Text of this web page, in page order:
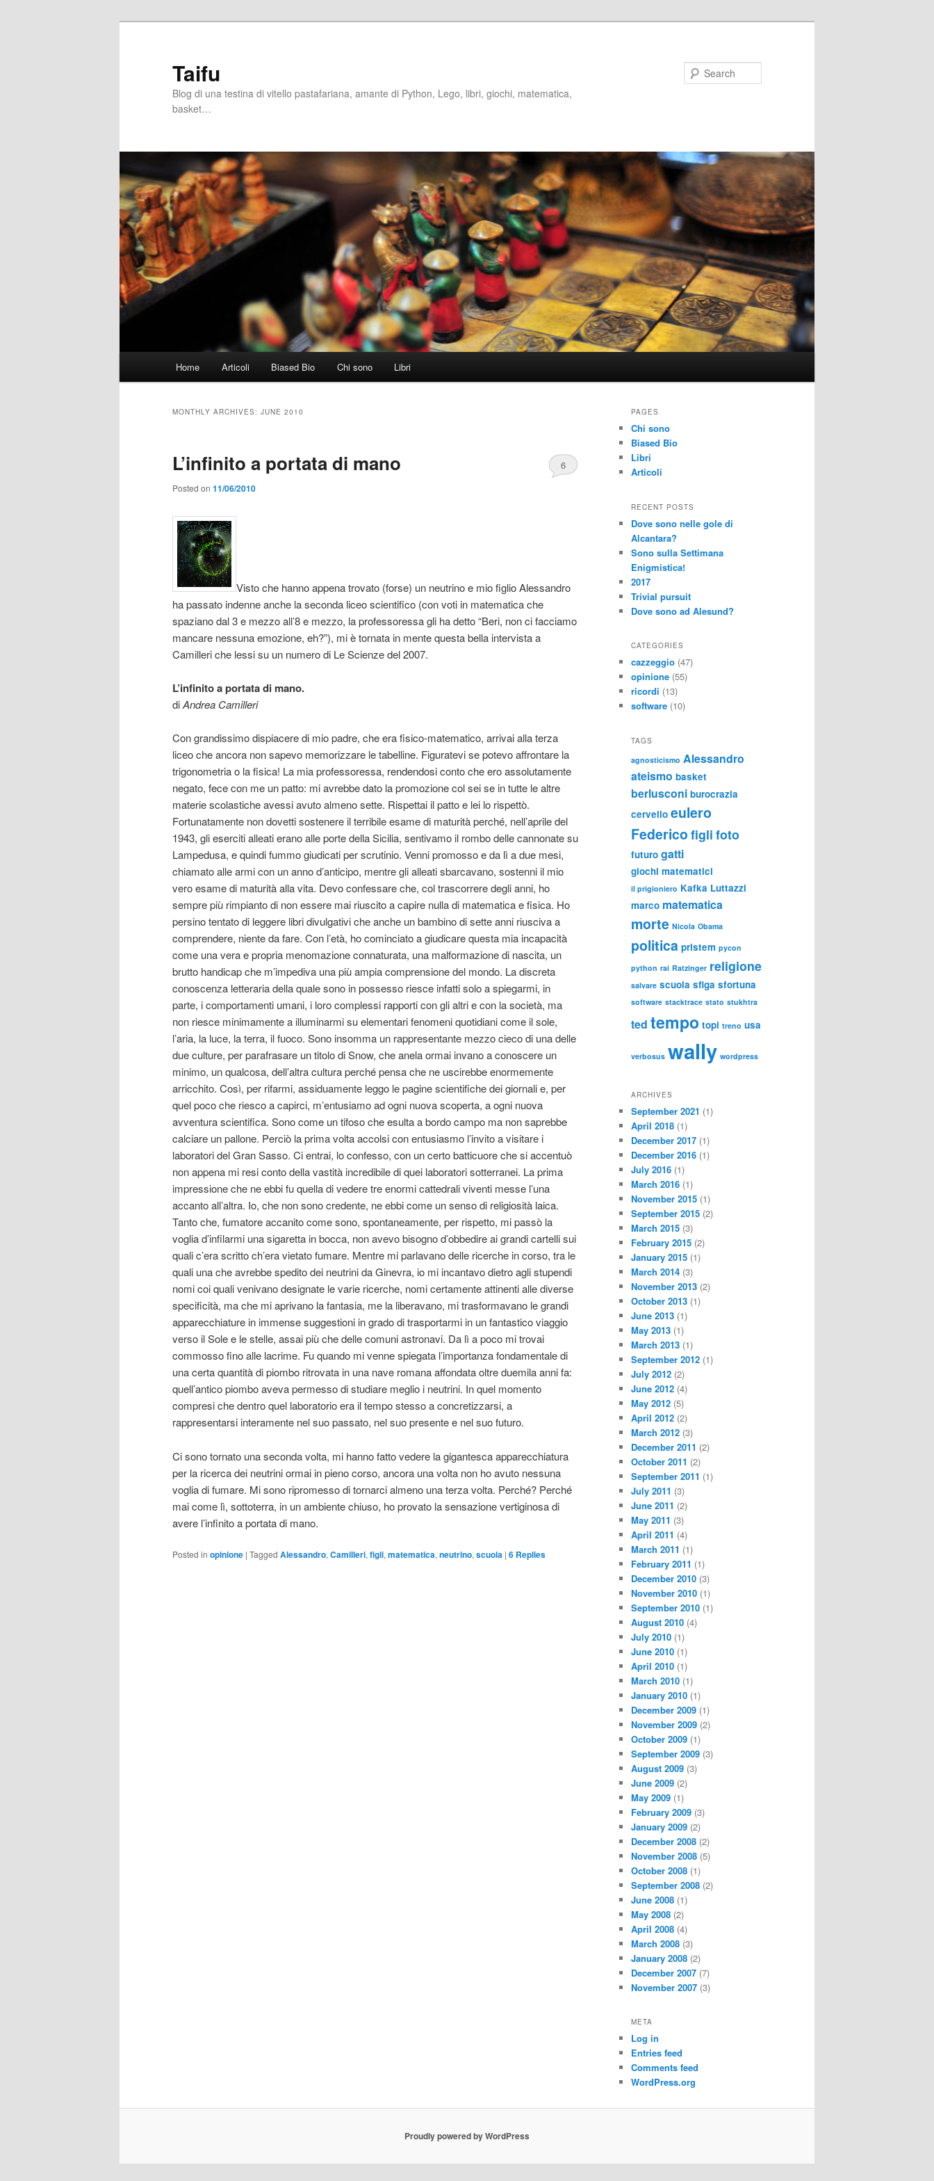
Taifu
Blog di una testina di vitello pastafariana, amante di Python, Lego, libri, giochi, matematica,
basket…
Home Articoli Biased Bio Chi sono Libri
MONTHLY ARCHIVES: JUNE 2010
L’infinito a portata di mano
Posted on 11/06/2010
6
Visto che hanno appena trovato (forse) un neutrino e mio figlio Alessandro
ha passato indenne anche la seconda liceo scientifico (con voti in matematica che
spaziano dal 3 e mezzo all’8 e mezzo, la professoressa gli ha detto “Beri, non ci facciamo
mancare nessuna emozione, eh?”), mi è tornata in mente questa bella intervista a
Camilleri che lessi su un numero di Le Scienze del 2007.
L’infinito a portata di mano.
diAndrea Camilleri
Con grandissimo dispiacere di mio padre, che era fisico-matematico, arrivai alla terza
liceo che ancora non sapevo memorizzare le tabelline. Figuratevi se potevo affrontare la
trigonometria o la fisica! La mia professoressa, rendendosi conto che ero assolutamente
negato, fece con me un patto: mi avrebbe dato la promozione col sei se in tutte le altre
materie scolastiche avessi avuto almeno sette. Rispettai il patto e lei lo rispettò.
Fortunatamente non dovetti sostenere il terribile esame di maturità perché, nell’aprile del
1943, gli eserciti alleati erano alle porte della Sicilia, sentivamo il rombo delle cannonate su
Lampedusa, e quindi fummo giudicati per scrutinio. Venni promosso e da lì a due mesi,
chiamato alle armi con un anno d’anticipo, mentre gli alleati sbarcavano, sostenni il mio
vero esame di maturità alla vita. Devo confessare che, col trascorrere degli anni, ho
sempre più rimpianto di non essere mai riuscito a capire nulla di matematica e fisica. Ho
persino tentato di leggere libri divulgativi che anche un bambino di sette anni riusciva a
comprendere, niente da fare. Con l’età, ho cominciato a giudicare questa mia incapacità
come una vera e propria menomazione connaturata, una malformazione di nascita, un
brutto handicap che m’impediva una più ampia comprensione del mondo. La discreta
conoscenza letteraria della quale sono in possesso riesce infatti solo a spiegarmi, in
parte, i comportamenti umani, i loro complessi rapporti con gli altri e con la società, ma
non riesce minimamente a illuminarmi su elementari fenomeni quotidiani come il sole,
l’aria, la luce, la terra, il fuoco. Sono insomma un rappresentante mezzo cieco di una delle
due culture, per parafrasare un titolo di Snow, che anela ormai invano a conoscere un
minimo, un qualcosa, dell’altra cultura perché pensa che ne uscirebbe enormemente
arricchito. Così, per rifarmi, assiduamente leggo le pagine scientifiche dei giornali e, per
quel poco che riesco a capirci, m’entusiamo ad ogni nuova scoperta, a ogni nuova
avventura scientifica. Sono come un tifoso che esulta a bordo campo ma non saprebbe
calciare un pallone. Perciò la prima volta accolsi con entusiasmo l’invito a visitare i
laboratori del Gran Sasso. Ci entrai, lo confesso, con un certo batticuore che si accentuò
non appena mi resi conto della vastità incredibile di quei laboratori sotterranei. La prima
impressione che ne ebbi fu quella di vedere tre enormi cattedrali viventi messe l’una
accanto all’altra. Io, che non sono credente, ne ebbi come un senso di religiosità laica.
Tanto che, fumatore accanito come sono, spontaneamente, per rispetto, mi passò la
voglia d’infilarmi una sigaretta in bocca, non avevo bisogno d’obbedire ai grandi cartelli sui
quali c’era scritto ch’era vietato fumare. Mentre mi parlavano delle ricerche in corso, tra le
quali una che avrebbe spedito dei neutrini da Ginevra, io mi incantavo dietro agli stupendi
nomi coi quali venivano designate le varie ricerche, nomi certamente attinenti alle diverse
specificità, ma che mi aprivano la fantasia, me la liberavano, mi trasformavano le grandi
apparecchiature in immense suggestioni in grado di trasportarmi in un fantastico viaggio
verso il Sole e le stelle, assai più che delle comuni astronavi. Da lì a poco mi trovai
commosso fino alle lacrime. Fu quando mi venne spiegata l’importanza fondamentale di
una certa quantità di piombo ritrovata in una nave romana affondata oltre duemila anni fa:
quell’antico piombo aveva permesso di studiare meglio i neutrini. In quel momento
compresi che dentro quel laboratorio era il tempo stesso a concretizzarsi, a
rappresentarsi interamente nel suo passato, nel suo presente e nel suo futuro.
Ci sono tornato una seconda volta, mi hanno fatto vedere la gigantesca apparecchiatura
per la ricerca dei neutrini ormai in pieno corso, ancora una volta non ho avuto nessuna
voglia di fumare. Mi sono ripromesso di tornarci almeno una terza volta. Perché? Perché
mai come lì, sottoterra, in un ambiente chiuso, ho provato la sensazione vertiginosa di
avere l’infinito a portata di mano.
Posted in opinione | Tagged Alessandro, Camilleri, figli, matematica, neutrino, scuola | 6 Replies
PAGES
Chi sono
Biased Bio
Libri
Articoli
RECENT POSTS
Dove sono nelle gole di
Alcantara?
Sono sulla Settimana
Enigmistica!
2017
Trivial pursuit
Dove sono ad Alesund?
CATEGORIES
cazzeggio (47)
opinione (55)
ricordi (13)
software (10)
TAGS
agnosticismo Alessandro
ateismo basket
berlusconi burocrazia
cervello eulero
Federico figli foto
futuro gatti
giochi matematici
il prigioniero Kafka Luttazzi
marco matematica
morte Nicola Obama
politica pristem pycon
python rai Ratzinger religione
salvare scuola sfiga sfortuna
software stacktrace stato stukhtra
ted tempo topi treno usa
verbosus wally wordpress
ARCHIVES
September 2021 (1)
April 2018 (1)
December 2017 (1)
December 2016 (1)
July 2016 (1)
March 2016 (1)
November 2015 (1)
September 2015 (2)
March 2015 (3)
February 2015 (2)
January 2015 (1)
March 2014 (3)
November 2013 (2)
October 2013 (1)
June 2013 (1)
May 2013 (1)
March 2013 (1)
September 2012 (1)
July 2012 (2)
June 2012 (4)
May 2012 (5)
April 2012 (2)
March 2012 (3)
December 2011 (2)
October 2011 (2)
September 2011 (1)
July 2011 (3)
June 2011 (2)
May 2011 (3)
April 2011 (4)
March 2011 (1)
February 2011 (1)
December 2010 (3)
November 2010 (1)
September 2010 (1)
August 2010 (4)
July 2010 (1)
June 2010 (1)
April 2010 (1)
March 2010 (1)
January 2010 (1)
December 2009 (1)
November 2009 (2)
October 2009 (1)
September 2009 (3)
August 2009 (3)
June 2009 (2)
May 2009 (1)
February 2009 (3)
January 2009 (2)
December 2008 (2)
November 2008 (5)
October 2008 (1)
September 2008 (2)
June 2008 (1)
May 2008 (2)
April 2008 (4)
March 2008 (3)
January 2008 (2)
December 2007 (7)
November 2007 (3)
META
Log in
Entries feed
Comments feed
WordPress.org
Proudly powered by WordPress